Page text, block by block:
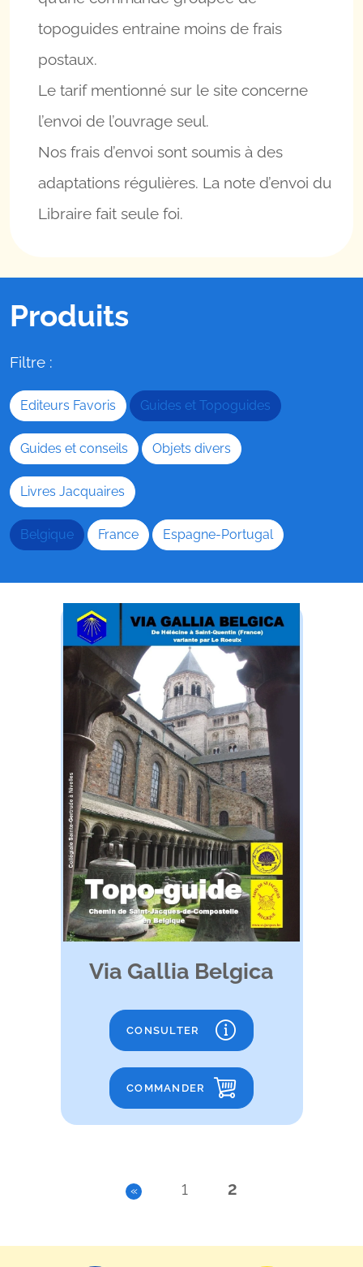
topoguides entraine moins de frais
postaux.
Le tarif mentionné sur le site concerne
l’envoi de l’ouvrage seul.
Nos frais d’envoi sont soumis à des
adaptations régulières. La note d’envoi du
Libraire fait seule foi.
Produits
Filtre :
Editeurs Favoris Guides et Topoguides
Guides et conseils Objets divers
Livres Jacquaires
Belgique France Espagne-Portugal
Via Gallia Belgica
CONSULTER
COMMANDER
« 1 2